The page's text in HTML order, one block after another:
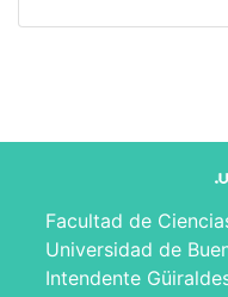
Facultad de
Universidad de
Intendente